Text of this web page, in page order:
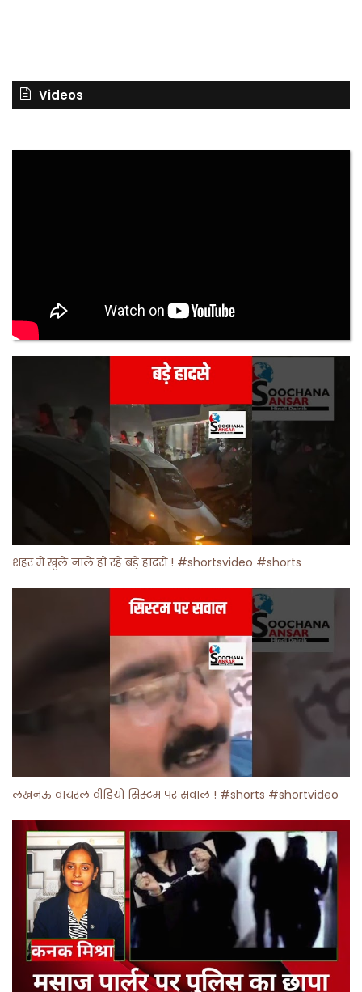
Videos
शहर में खुले नाले हो रहे बड़े हादसे ! #shortsvideo #shorts
लखनऊ वायरल वीडियो सिस्टम पर सवाल ! #shorts #shortvideo